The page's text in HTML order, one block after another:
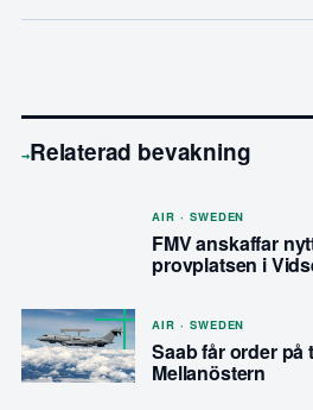
→Relaterad bevakning
AIR · SWEDEN
FMV anskaffar
provplatsen i
AIR · SWEDEN
Saab får order på
Mellanöstern